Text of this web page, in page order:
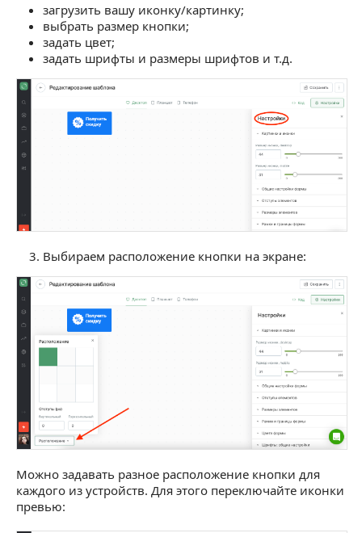
загрузить вашу иконку/картинку;
выбрать размер кнопки;
задать цвет;
задать шрифты и размеры шрифтов и т.д.
Выбираем расположение кнопки на экране:
Можно задавать разное расположение кнопки для
каждого из устройств. Для этого переключайте иконки
превью: